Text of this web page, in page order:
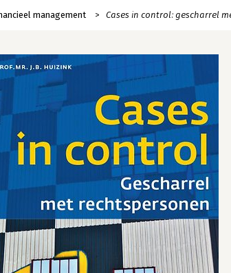
management Cases in control: gescharrel